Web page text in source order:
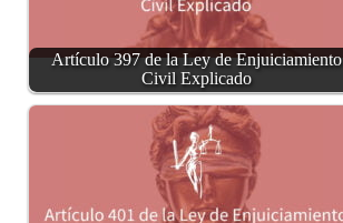
Artículo 397 de la Ley de Enjuiciamiento
Civil Explicado